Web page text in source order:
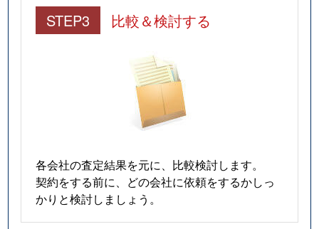
STEP3 比較＆検討する
各会社の査定結果を元に、比較検討します。
契約をする前に、どの会社に依頼をするかしっ
かりと検討しましょう。